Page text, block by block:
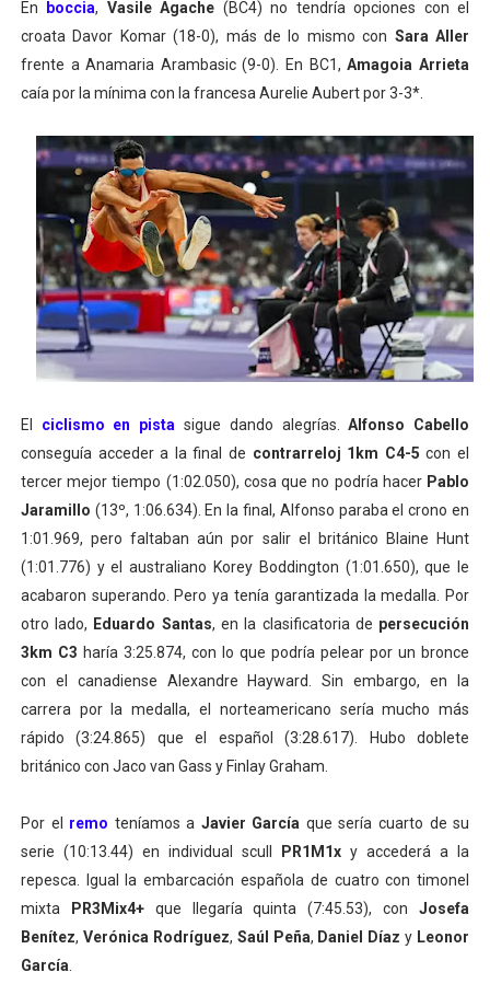
En boccia, Vasile Agache (BC4) no tendría opciones con el
croata Davor Komar (18-0), más de lo mismo con Sara Aller
frente a Anamaria Arambasic (9-0). En BC1,Amagoia Arrieta
caía por la mínima con la francesa Aurelie Aubert por 3-3*.
El ciclismo en pista sigue dando alegrías.Alfonso Cabello
conseguía acceder a la final de contrarreloj 1km C4-5 con el
tercer mejor tiempo (1:02.050), cosa que no podría hacer Pablo
Jaramillo (13º, 1:06.634). En la final, Alfonso paraba el crono en
1:01.969, pero faltaban aún por salir el británico Blaine Hunt
(1:01.776) y el australiano Korey Boddington (1:01.650), que le
acabaron superando. Pero ya tenía garantizada la medalla. Por
otro lado, Eduardo Santas, en la clasificatoria de persecución
3km C3 haría 3:25.874, con lo que podría pelear por un bronce
con el canadiense Alexandre Hayward. Sin embargo, en la
carrera por la medalla, el norteamericano sería mucho más
rápido (3:24.865) que el español (3:28.617). Hubo doblete
británico con Jaco van Gass y Finlay Graham.
Por el remo teníamos a Javier García que sería cuarto de su
serie (10:13.44) en individual scull
PR1M1x y accederá a la
repesca. Igual la embarcación española de cuatro con timonel
mixta
PR3Mix4+que llegaría quinta (7:45.53), conJosefa
Benítez, Verónica Rodríguez, Saúl Peña, Daniel Díaz y Leonor
García